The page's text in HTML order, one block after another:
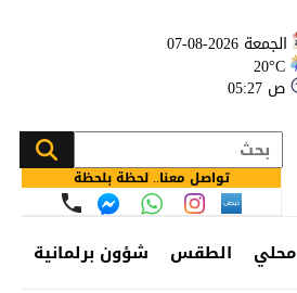
الجمعة 2026-08-07
20°C
05:27 ص
تواصل معنا.. لحظة بلحظة
الطقس شؤون برلمانية